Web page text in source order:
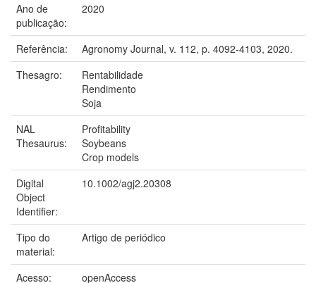
Ano de
publicação:
2020
Referência:
Agronomy Journal, v. 112, p. 4092-4103, 2020.
Thesagro:
Rentabilidade
Rendimento
Soja
NAL
Thesaurus:
Profitability
Soybeans
Crop models
Digital
Object
Identifier:
10.1002/agj2.20308
Tipo do
material:
Artigo de periódico
Acesso:
openAccess